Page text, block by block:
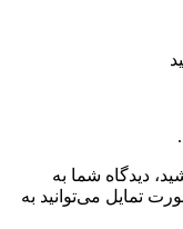
دیدگاه شما به
تمایل می‌توانید به